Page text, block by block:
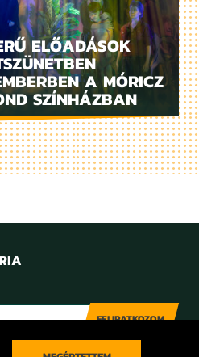
ELŐADÁSOK
A MÓRICZ
SZÍNHÁZBAN
FELIRATKOZOM